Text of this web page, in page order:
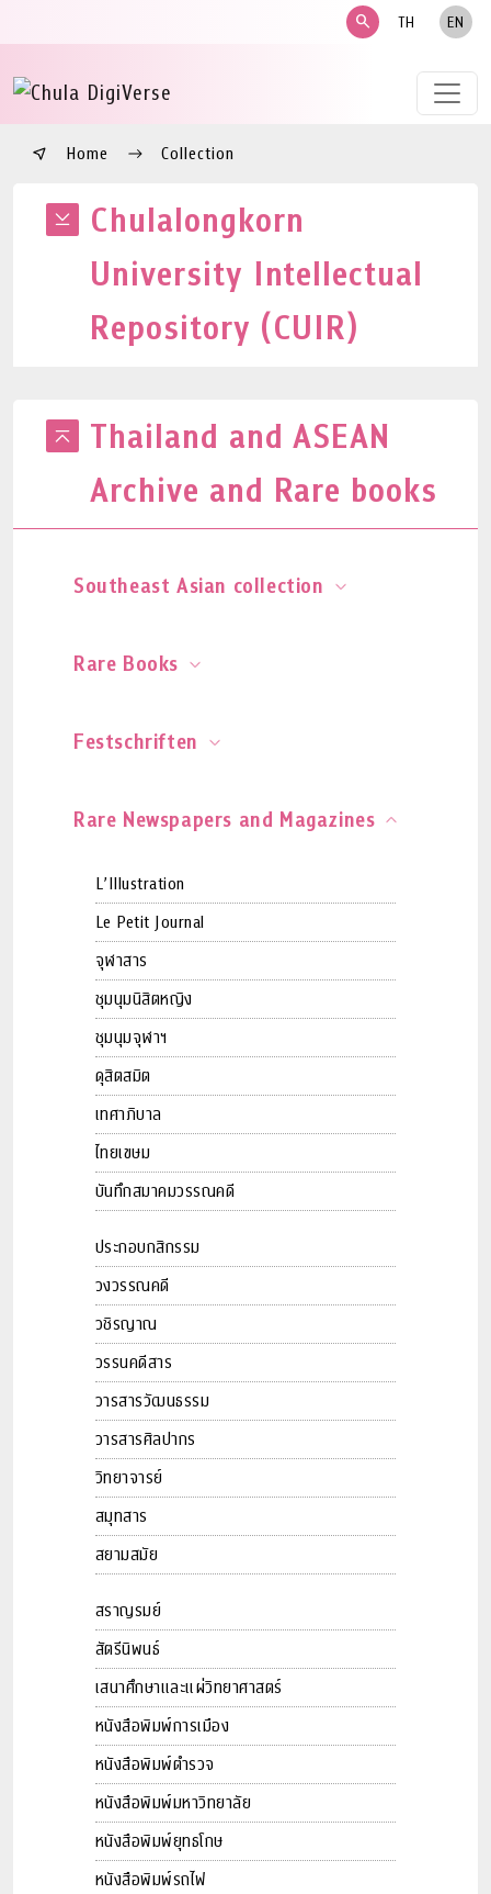
search TH EN
Home Collection
Chulalongkorn
University Intellectual
Repository (CUIR)
Thailand and ASEAN
Archive and Rare books
Southeast Asian collection
Rare Books
Festschriften
Rare Newspapers and Magazines
L’Illustration
Le Petit Journal
จุฬาสาร
ชุมนุมนิสิตหญิง
ชุมนุมจุฬาฯ
ดุสิตสมิต
เทศาภิบาล
ไทยเขษม
บันทึกสมาคมวรรณคดี
ประกอบกสิกรรม
วงวรรณคดี
วชิรญาณ
วรรนคดีสาร
วารสารวัฒนธรรม
วารสารศิลปากร
วิทยาจารย์
สมุทสาร
สยามสมัย
สราญรมย์
สัตรีนิพนธ์
เสนาศึกษาและแผ่วิทยาศาสตร์
หนังสือพิมพ์การเมือง
หนังสือพิมพ์ตำรวจ
หนังสือพิมพ์มหาวิทยาลัย
หนังสือพิมพ์ยุทธโกษ
หนังสือพิมพ์รถไฟ